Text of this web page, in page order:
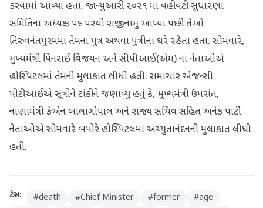
કરવામાં આવ્યા હતા. જાન્યુઆરી ૨૦૨૧ માં વહીવટી સુધારણા
સમિતિના અધ્યક્ષ પદ પરથી રાજીનામું આપ્યા પછી તેઓ
તિરુવનંતપુરમમાં તેમના પુત્ર અથવા પુત્રીના ઘરે રહેતા હતા. સોમવારે,
મુખ્યમંત્રી પિનરાઈ વિજયન અને સીપીઆઈ(એમ) ના નેતાઓએ
હોસ્પિટલમાં તેમની મુલાકાત લીધી હતી. સમાચાર એજન્સી
પીટીઆઈએ સૂત્રોને ટાંકીને જણાવ્યું હતું કે, મુખ્યમંત્રી ઉપરાંત,
નાણામંત્રી કેએન બાલાગોપાલ અને રાજ્ય સચિવ સહિત અનેક પાર્ટી
નેતાઓએ સોમવારે બપોરે હોસ્પિટલમાં અચ્યુતાનંદનની મુલાકાત લીધી
હતી.
ટેગ્સ: #death #Chief Minister. #former #age